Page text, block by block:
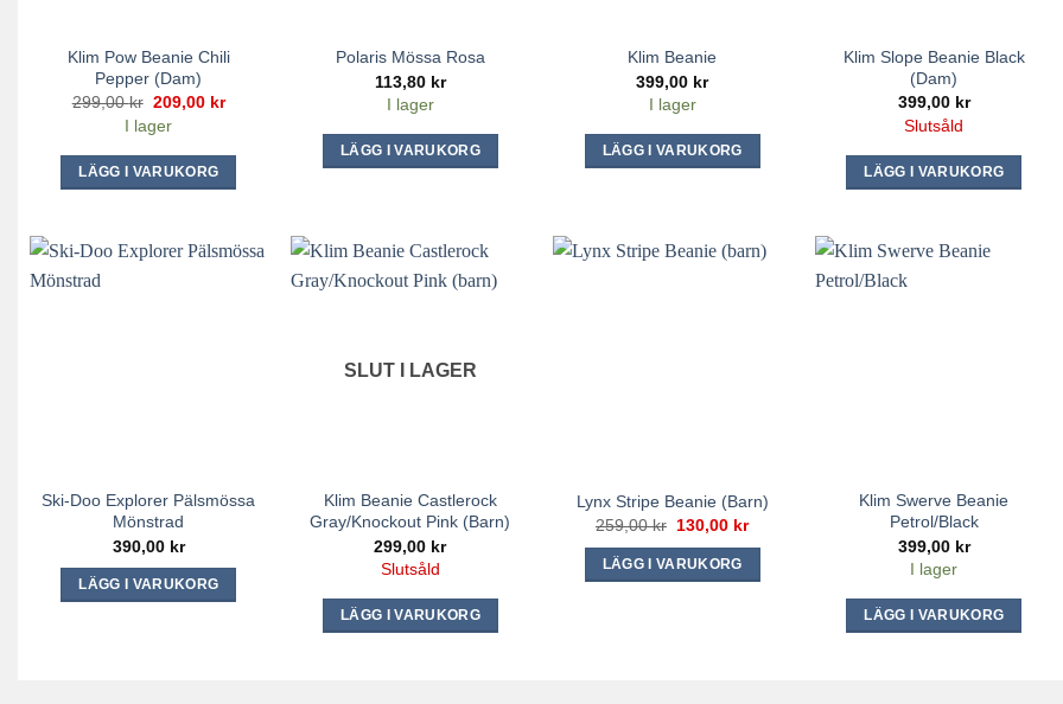
Klim Pow Beanie Chili
Pepper (dam)
299,00kr Det
priset
299,00 kr.
209,00 krDet
I lager
LÄGG I VARUKORG
Polaris Mössa Rosa
113,80 kr
I lager
LÄGG I VARUKORG
Klim Beanie
399,00 kr
I lager
LÄGG I VARUKORG
Klim Slope Beanie Black
(dam)
399,00 kr
Slutsåld
LÄGG I VARUKORG
Ski-Doo Explorer Pälsmössa
Mönstrad
390,00 kr
LÄGG I VARUKORG
SLUT I LAGER
Klim Beanie Castlerock
Gray/Knockout Pink (barn)
299,00 kr
Slutsåld
LÄGG I VARUKORG
Lynx Stripe Beanie (barn)
259,00kr Det
priset
var:
130,00 krDet
LÄGG I VARUKORG
Klim Swerve Beanie
Petrol/Black
399,00 kr
I lager
LÄGG I VARUKORG